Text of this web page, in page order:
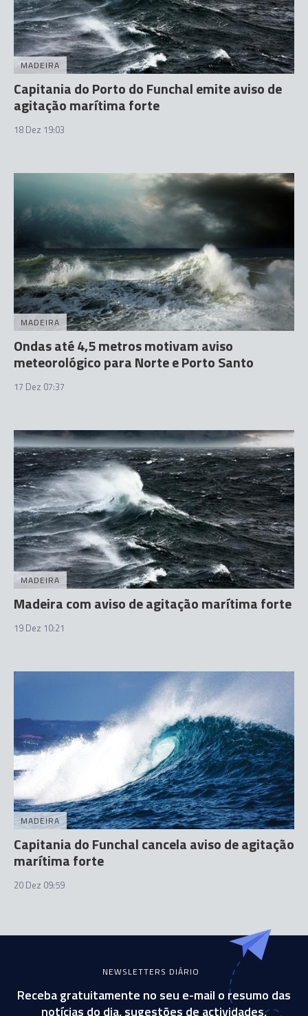
MADEIRA
Capitania do Porto do Funchal emite aviso de
agitação marítima forte
18 Dez 19:03
MADEIRA
Ondas até 4,5 metros motivam aviso
meteorológico para Norte e Porto Santo
17 Dez 07:37
MADEIRA
Madeira com aviso de agitação marítima forte
19 Dez 10:21
MADEIRA
Capitania do Funchal cancela aviso de agitação
marítima forte
20 Dez 09:59
NEWSLETTERS DIÁRIO
Receba gratuitamente no seu e-mail o resumo das
notícias do dia, sugestões de actividades,